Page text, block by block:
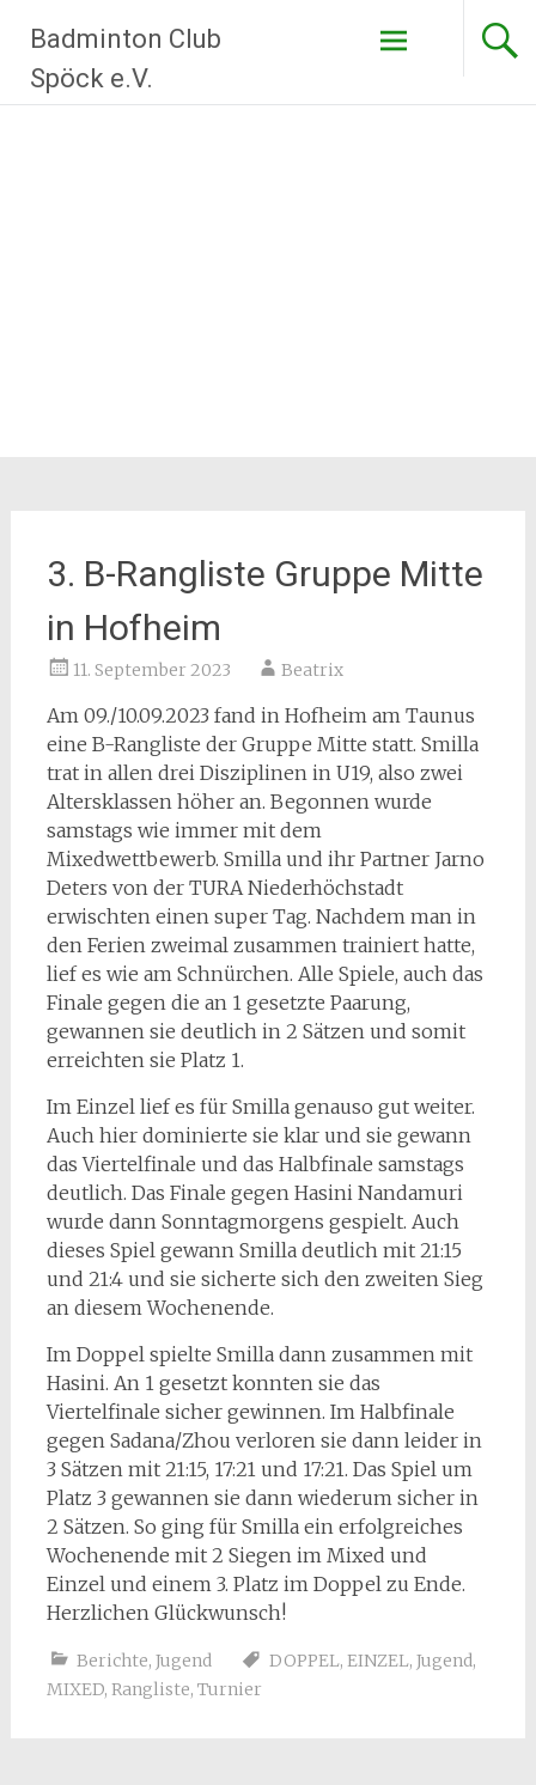
Inhalt
springen
Badminton Club
Spöck e.V.
3. B-Rangliste Gruppe Mitte
in Hofheim
11. September 2023 Beatrix
Am 09./10.09.2023 fand in Hofheim am Taunus
eine B-Rangliste der Gruppe Mitte statt. Smilla
trat in allen drei Disziplinen in U19, also zwei
Altersklassen höher an. Begonnen wurde
samstags wie immer mit dem
Mixedwettbewerb. Smilla und ihr Partner Jarno
Deters von der TURA Niederhöchstadt
erwischten einen super Tag. Nachdem man in
den Ferien zweimal zusammen trainiert hatte,
lief es wie am Schnürchen. Alle Spiele, auch das
Finale gegen die an 1 gesetzte Paarung,
gewannen sie deutlich in 2 Sätzen und somit
erreichten sie Platz 1.
Im Einzel lief es für Smilla genauso gut weiter.
Auch hier dominierte sie klar und sie gewann
das Viertelfinale und das Halbfinale samstags
deutlich. Das Finale gegen Hasini Nandamuri
wurde dann Sonntagmorgens gespielt. Auch
dieses Spiel gewann Smilla deutlich mit 21:15
und 21:4 und sie sicherte sich den zweiten Sieg
an diesem Wochenende.
Im Doppel spielte Smilla dann zusammen mit
Hasini. An 1 gesetzt konnten sie das
Viertelfinale sicher gewinnen. Im Halbfinale
gegen Sadana/Zhou verloren sie dann leider in
3 Sätzen mit 21:15, 17:21 und 17:21. Das Spiel um
Platz 3 gewannen sie dann wiederum sicher in
2 Sätzen. So ging für Smilla ein erfolgreiches
Wochenende mit 2 Siegen im Mixed und
Einzel und einem 3. Platz im Doppel zu Ende.
Herzlichen Glückwunsch!
Berichte, Jugend DOPPEL, EINZEL, Jugend,
MIXED, Rangliste, Turnier